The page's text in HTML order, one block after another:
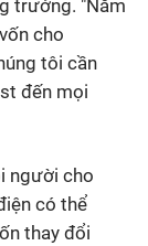
trưởng. "Năm
cho
tôi cần
đến mọi
người cho
có thể
thay đổi